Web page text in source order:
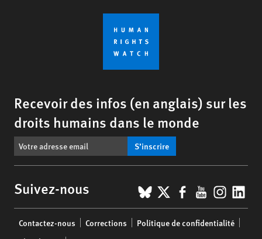
Recevoir des infos (en anglais) sur les
droits humains dans le monde
S’inscrire
Suivez-nous BlueSky
X Facebook
YouTube
menu
Contactez-nous Corrections
Politique de confidentialité